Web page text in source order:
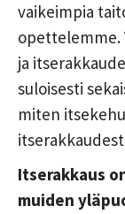
vaikeimpia
opettelemme.
ja
suloisesti
miten
Itserakkaus
muiden